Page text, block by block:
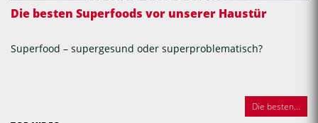
Die besten Superfoods vor unserer Haustür
Superfood – supergesund oder superproblematisch?
Die besten...